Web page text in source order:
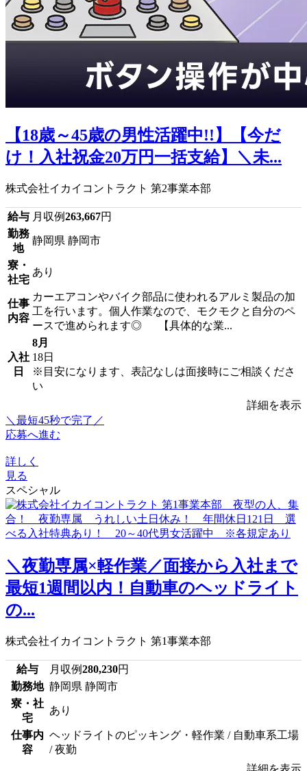
【18歳～45歳の男性活躍中!!】【今だ
け！入社祝金20万円一括支給】＼未...
株式会社イカイコントラクト 第2事業本部
給与 月収例263,667円
勤務
地
静岡県 静岡市
寮・
社宅
あり
仕事
内容
カーエアコンやバイク部品に使われるアルミ製品の加
工を行います。個人作業なので、モクモクと自分のペ
ースで進められます◎ 【具体的な業...
入社
日
8月
18日
※目安になります、表記なしは面接時にご相談くださ
い
詳細を表示
＼最短45秒で完了／
応募へ進む
詳しく
見る
スペシャル
＼夜勤専属×軽作業／面接から入社まで
最短1週間以内！自動車のヘッドライト
の...
株式会社イカイコントラクト 第1事業本部
給与 月収例280,230円
勤務地 静岡県 静岡市
寮・社
宅
あり
仕事内
容
ヘッドライトのピッキング・軽作業 / 自動車系工場
/ 夜勤
詳細を表示